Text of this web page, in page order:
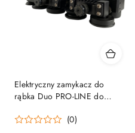
Elektryczny zamykacz do
rąbka Duo PRO-LINE do
MASC FSD / (0)